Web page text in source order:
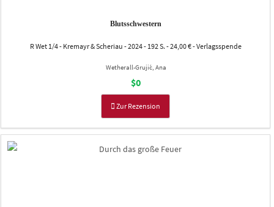
Blutsschwestern
R Wet 1/4 - Kremayr & Scheriau - 2024 - 192 S. - 24,00 € - Verlagsspende
Wetherall-Grujić, Ana
$0
Zur Rezension